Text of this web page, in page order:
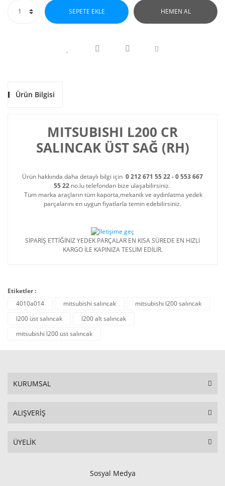
SEPETE EKLE HEMEN AL
Ürün Bilgisi
MITSUBISHI L200 CR
SALINCAK ÜST SAĞ (RH)
Ürün hakkında daha detaylı bilgi için 0 212 671 55 22 - 0 553 667
55 22no.lu telefondan bize ulaşabilirsiniz.
Tüm marka araçların tüm kaporta,mekanik ve aydınlatma yedek
parçalarını en uygun fiyatlarla temin edebilirsiniz.
SİPARİŞ ETTİĞİNİZ YEDEK PARÇALAR EN KISA SÜREDE EN HIZLI
KARGO İLE KAPINIZA TESLİM EDİLİR.
Etiketler :
4010a014
mitsubishi salıncak
mitsubishi l200 salıncak
l200 üst salıncak
l200 alt salıncak
mitsubishi l200 üst salıncak
KURUMSAL
ALIŞVERİŞ
ÜYELİK
Sosyal Medya